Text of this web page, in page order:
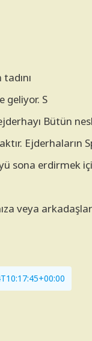
geliyor. S
Bütün
Ejderhaların
sona erdirmek
veya